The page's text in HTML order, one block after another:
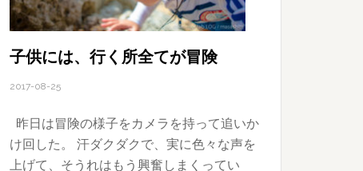
の
女
性
ル
ん
子供には、行く所全てが冒険
2017-08-25
昨日は冒険の様子をカメラを持って追いか
け回した。 汗ダクダクで、実に色々な声を
上げて、そうれはもう興奮しまくってい